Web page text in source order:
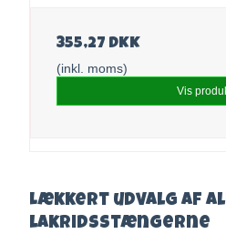
355,27 DKK
(inkl. moms)
Vis
Lækkert udvalg af
lakridsstængerne